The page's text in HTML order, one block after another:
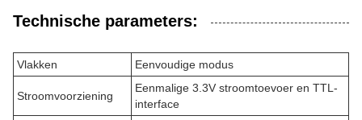
Technische parameters:
Vlakken Eenvoudige modus
Stroomvoorziening
Eenmalige 3.3V stroomtoevoer en TTL-
interface